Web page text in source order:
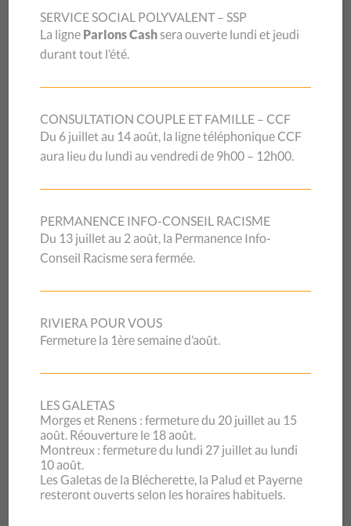
fédérale. Lors de son intervention, Fabrice Ghelfi, Directeur
de la Direction générale de la cohésion sociale du canton
de Vaud, a souligné le maintien de l’aide sociale pendant la
peuvent être octroyées sans sortir de l’anonymat ». M.
Ghelfi reconnaît néanmoins que toute mesure qui
consisterait à suivre et comptabiliser les non-requérants à
précarité – serait bienvenue.
NON-RECOURS AUX PRESTATIONS
Le non-recours aux prestations, c’est d’ailleurs ce qui
frappe le plus le chercheur et professeur à la HES-SO, Jean-
nombreux problèmes pourraient être résolus avant que la
situation d’urgence n’apparaisse, notamment en accordant
proposées par manque d’information, à cause de la
complexité du système, et aussi pour ne pas mettre en
danger leur statut légal ».
Karine Clerc, Municipale à la direction Enfance et cohésion
sociale de Renens, voit dans cette obligation de répondre à
SERVICE SOCIAL POLYVALENT – SSP
La ligne Parlons Cashsera ouverte lundi et jeudi
durant tout l’été.
CONSULTATION COUPLE ET FAMILLE – CCF
Du 6 juillet au 14 août, la ligne téléphonique CCF
aura lieu du lundi au vendredi de 9h00 – 12h00.
PERMANENCE INFO-CONSEIL RACISME
Du 13 juillet au 2 août, la Permanence Info-
Conseil Racisme sera fermée.
RIVIERA POUR VOUS
Fermeture la 1ère semaine d’août.
LES GALETAS
Morges et Renens : fermeture du 20 juillet au 15
août. Réouverture le 18 août.
Montreux : fermeture du lundi 27 juillet au lundi
10 août.
Les Galetas de la Blécherette, la Palud et Payerne
resteront ouverts selon les horaires habituels.